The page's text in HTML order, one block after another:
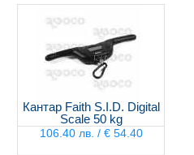
Кантар Faith S.I.D. Digital
Scale 50 kg
106.40 лв. / € 54.40